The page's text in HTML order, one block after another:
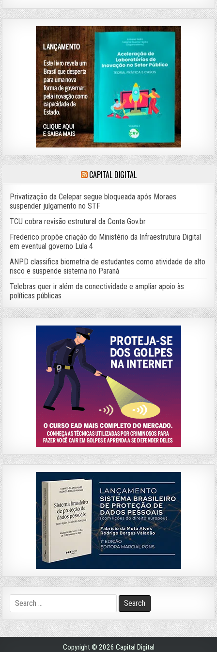
CAPITAL DIGITAL
Privatização da Celepar segue bloqueada após Moraes
suspender julgamento no STF
TCU cobra revisão estrutural da Conta Gov.br
Frederico propõe criação do Ministério da Infraestrutura Digital
em eventual governo Lula 4
ANPD classifica biometria de estudantes como atividade de alto
risco e suspende sistema no Paraná
Telebras quer ir além da conectividade e ampliar apoio às
políticas públicas
Search
for:
Copyright © 2026 Capital Digital